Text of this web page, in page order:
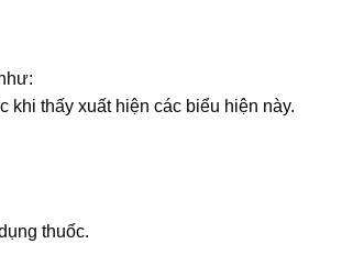
khi thấy xuất hiện các biểu hiện này.
thuốc.